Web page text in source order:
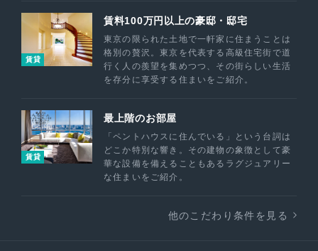
賃貸
賃料100万円以上の豪邸・邸宅
東京の限られた土地で一軒家に住まうことは
格別の贅沢。東京を代表する高級住宅街で道
行く人の羨望を集めつつ、その街らしい生活
を存分に享受する住まいをご紹介。
賃貸
最上階のお部屋
「ペントハウスに住んでいる」という台詞は
どこか特別な響き。その建物の象徴として豪
華な設備を備えることもあるラグジュアリー
な住まいをご紹介。
他のこだわり条件を見る